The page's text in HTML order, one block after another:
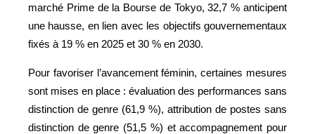
marché Prime de la Bourse de Tokyo, 32,7 % anticipent
une hausse, en lien avec les objectifs gouvernementaux
fixés à 19 % en 2025 et 30 % en 2030.
Pour favoriser l’avancement féminin, certaines mesures
sont mises en place : évaluation des performances sans
distinction de genre (61,9 %), attribution de postes sans
distinction de genre (51,5 %) et accompagnement pour